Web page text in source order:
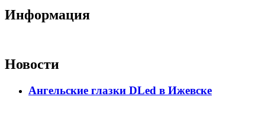
Информация
Новости
Ангельские глазки DLed в Ижевске